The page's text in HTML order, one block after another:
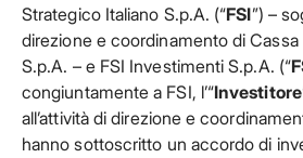
Strategico Italiano S.p.A. (“FSI”) –
direzione e coordinamento di
S.p.A. – e FSI Investimenti S.p.A. (“
congiuntamente a FSI, l’“Investitore
all’attività di direzione e
hanno sottoscritto un accordo di